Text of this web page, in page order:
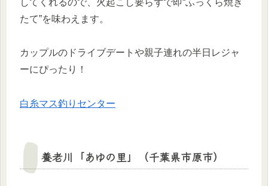
たて”を味わえます。
カップルのドライブデートや親子連れの半日レジャ
ーにぴったり！
白糸マス釣りセンター
養老川「あゆの里」（千葉県市原市）